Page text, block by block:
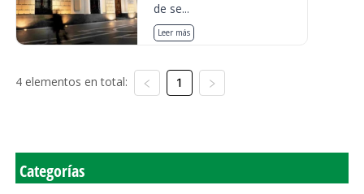
de se...
Leer más
4 elementos en total: 1
Categorías